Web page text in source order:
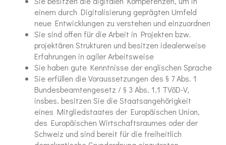
einem durch Digitalisierung geprägten Umfeld
neue Entwicklungen zu verstehen und einzuordnen
Sie sind offen für die Arbeit in Projekten bzw.
projektären Strukturen und besitzen idealerweise
Erfahrungen in agiler Arbeitsweise
Sie haben gute Kenntnisse der englischen Sprache
Sie erfüllen die Voraussetzungen des § 7 Abs. 1
Bundesbeamtengesetz / § 3 Abs. 1.1 TVöD-V,
insbes. besitzen Sie die Staatsangehörigkeit
eines Mitgliedstaates der Europäischen Union,
des Europäischen Wirtschaftsraumes oder der
Schweiz und sind bereit für die freiheitlich